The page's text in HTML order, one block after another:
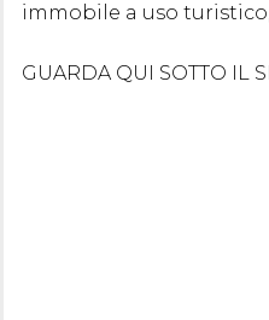
immobile a uso
GUARDA QUI SOTTO IL